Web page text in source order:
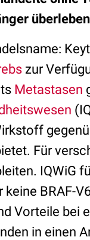
zur
Metastasen
Für
IQWiG
BRAF-
Vorteile bei
in einen